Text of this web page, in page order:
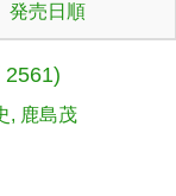
発売日順
2561)
鹿島茂